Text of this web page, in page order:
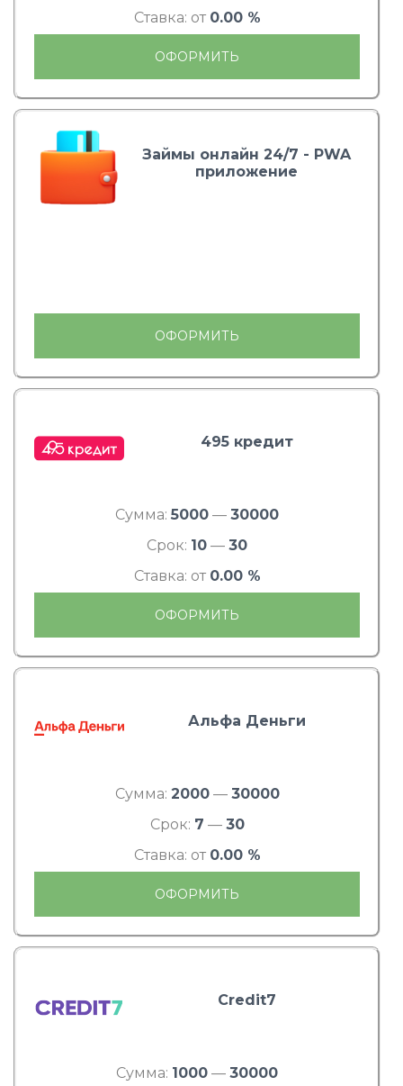
Ставка: от 0.00 %
ОФОРМИТЬ
Займы онлайн 24/7 - PWA
приложение
ОФОРМИТЬ
495 кредит
Сумма: 5000 — 30000
Срок: 10 — 30
Ставка: от 0.00 %
ОФОРМИТЬ
Альфа Деньги
Сумма: 2000— 30000
Срок: 7 — 30
Ставка: от 0.00 %
ОФОРМИТЬ
Credit7
Сумма: 1000 — 30000